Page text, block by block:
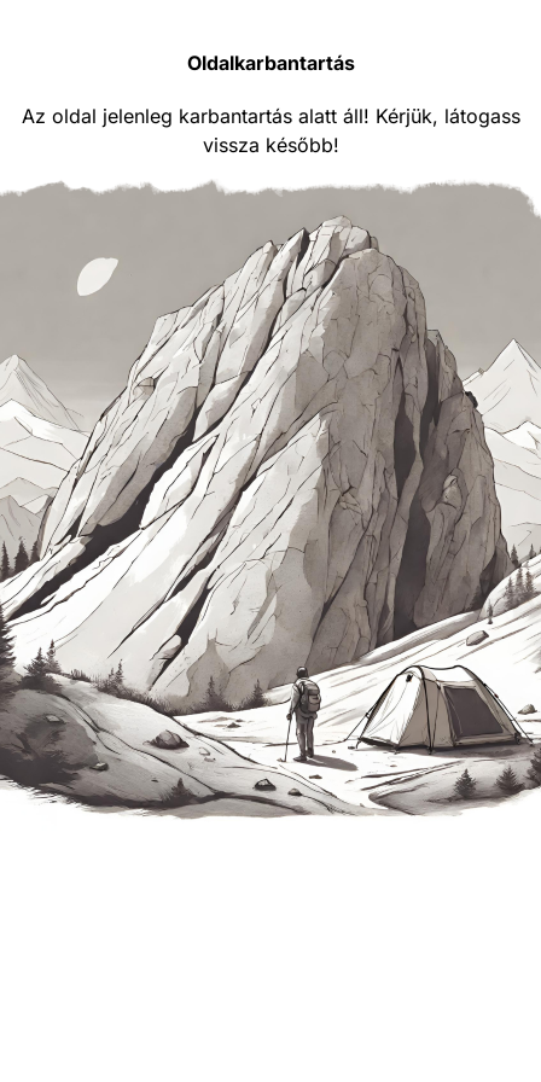
Oldalkarbantartás
Az oldal jelenleg karbantartás alatt áll! Kérjük, látogass
vissza később!